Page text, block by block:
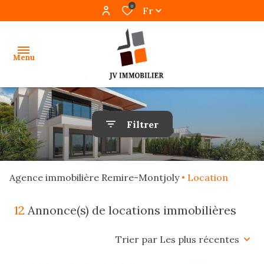
0 Fr
Menu
accueil
ventes
programmes
Filtrer
Agence immobilière Remire-Montjoly Location
12 Annonce(s) de locations immobilières
Trier par Les plus récentes